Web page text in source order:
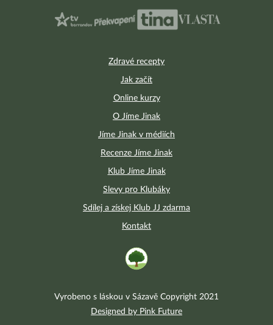
Zdravé recepty
Jak začít
Online kurzy
O Jíme Jinak
Jíme Jinak v médiích
Recenze Jíme Jinak
Klub Jíme Jinak
Slevy pro Klubáky
Sdílej a získej Klub JJ zdarma
Kontakt
Vyrobeno s láskou v Sázavě Copyright 2021
Designed by Pink Future